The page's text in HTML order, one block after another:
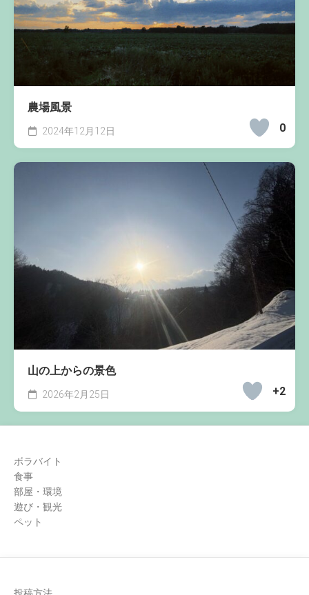
農場風景
0
2024年12月12日
山の上からの景色
+2
2026年2月25日
ボラバイト
食事
部屋・環境
遊び・観光
ペット